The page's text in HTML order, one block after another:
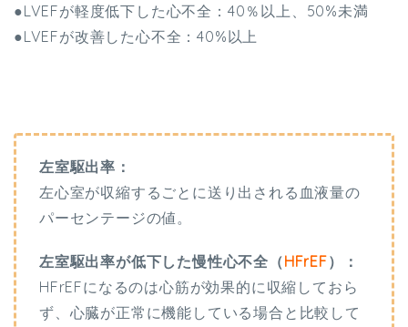
●LVEFが軽度低下した心不全：40％以上、50%未満
●LVEFが改善した心不全：40%以上
左室駆出率：
左心室が収縮するごとに送り出される血液量の
パーセンテージの値。
左室駆出率が低下した慢性心不全（HFrEF）：
HFrEFになるのは心筋が効果的に収縮しておら
ず、心臓が正常に機能している場合と比較して